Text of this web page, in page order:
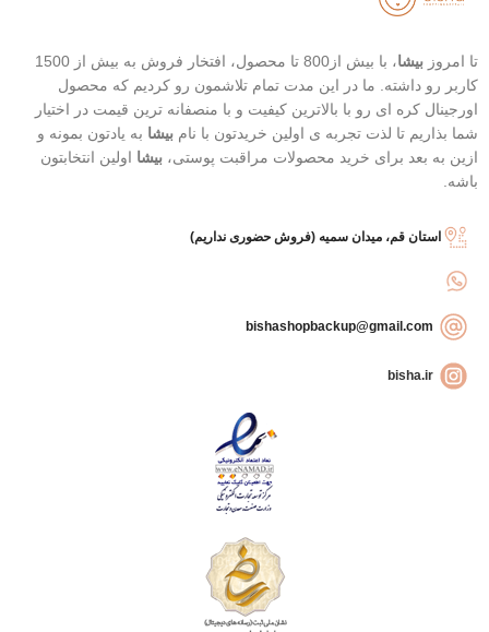
تا امروز بیشا
، با بیش از800 تا محصول، افتخار فروش به بیش از 1500
کاربر رو داشته. ما در این مدت تمام تلاشمون رو کردیم که محصول
اورجینال کره ای رو با بالاترین کیفیت و با منصفانه ترین قیمت در اختیار
شما بذاریم تا لذت تجربه ی اولین خریدتون با نام بیشا به یادتون بمونه و
ازین به بعد برای خرید محصولات مراقبت پوستی، بیشا اولین انتخابتون
باشه.
استان قم، میدان سمیه (فروش حضوری نداریم)
bisha.ir